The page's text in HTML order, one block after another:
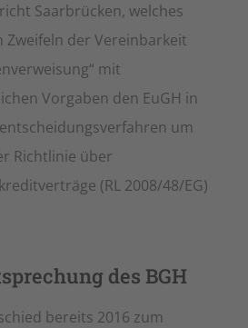
Saarbrücken, welches
Zweifeln der Vereinbarkeit
mit
Vorgaben den EuGH in
um
Richtlinie über
(RL 2008/48/EG)
des BGH
bereits 2016 zum